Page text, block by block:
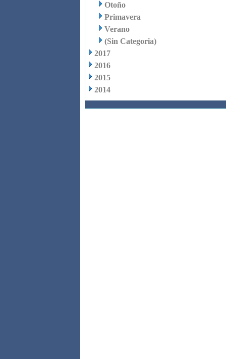
Otoño
Primavera
Verano
(Sin Categoria)
2017
2016
2015
2014